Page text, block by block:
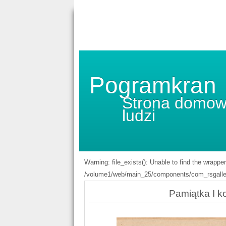
Pogramkran
Strona
ludzi
Warning: file_exists(): Unable to find the
/volume1/web/main_25/components/
Pamiątka I